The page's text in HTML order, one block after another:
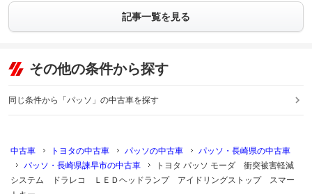
記事一覧を見る
その他の条件から探す
同じ条件から「パッソ」の中古車を探す
中古車 トヨタの中古車 パッソの中古車
パッソ・長崎県の中古車
パッソ・長崎県諫早市の中古車
トヨタ パッソ モーダ 衝突被害軽減
システム ドラレコ ＬＥＤヘッドランプ アイドリングストップ スマー